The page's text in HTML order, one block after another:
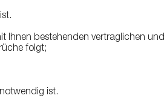
bestehenden vertraglichen
folgt;
ist.